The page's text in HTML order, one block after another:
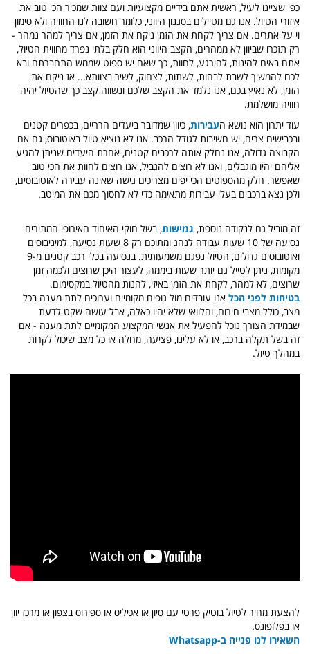
כפי שציינו לעיל, ראשית אתם בידיים מקצועיות ועם צוות שמכיר הכי טוב את
איזורי הטיול. אנו גם מטיילים בסגנון היווני, כלומר חשובה לנו החוויה ולא סימון
וי על אתרים. אם צריך לקחת את הזמן ניקח את הזמן, אם צריך למהר נמהר -
רק תזכרו שביוון לא ממהרים, הקצב היווני הוא חלק בלתי נפרד מחווית הטיול,
אתם באים להינות, להירגע, לחוות, כך שאם יש ספוט שממש התחברתם ובא
לכם להמשיך לשבת לבהות, לשתות, לצחוק, לשיר בצוותא... אז ניקח את
הזמן, לא נאיץ בכם, אנו נלמד את הקצב שלכם ונשווה קצב כך שהטיול יהיה
חוויה מושלמת.
עוד יתרון הוא נושא העבירות, כיוון שמדובר ביעדים הרריים, בכפרים קטנים
ובכבישים צרים, יש חשיבות לגודל הרכב. אנו לא נוציא טיול באוטובוס, גם אם
הקבוצה גדולה, אנו נחלק אותה לרכבים קטנים, אחרת היעדים שניתן להגיע
אליהם יהיו מוגבלים, ואנו לא רוצים להגביל, אנו רוצים לחוות את הכי טוב
שאפשר. חלק מהספוטים הכי יפים מצריכים גישה שאינה עבירה לאוטובוסים,
ולכן נצא ברכבים בעלי עבירות מתאימה כדי לא לחסוך מכם את המיטב.
זה מוביל גם לנקודה נוספת, גמישות, בשל חוקי האיחוד האירופי המתירים
נסיעה של 10 שעות עבודה לנהג ומתוכם רק 8 שעות נסיעה, למיניבוסים
ואוטובוסים גדולים, הטיול נפגם משמעותית. בנסיעה בכלי רכב קטנים מ-9
מקומות, ניתן לטייל גם יותר שעות ביממה, לעצור היכן שרוצים ולכמה זמן
שרוצים, לא למהר, לקחת את הזמן באיזי, להנות מהטיול במקסימום.
בטיחות לפני הכל אנו עובדים מול גופים מקומיים וערוכים לתת מענה בכל
מצב, כולל מצבי חירום, והלוואי שלא יהיו כאלה, אבל עושה שקט לדעת
שבמידת הצורך נוכל להפעיל את אנשי המקצוע המקומיים לתת מענה - אם
זה בשל תקלה ברכב, או לא עלינו, פציעה, מחלה או כל מצב שיכול לקרות
במהלך טיול.
להצעת מחיר לטיול בוטיק פרטי עם סיון או אכיליס או ספירוס בצפון או מרכז יוון
או בפלופונס.
השאירו לנו פנייה ב-Whatsapp